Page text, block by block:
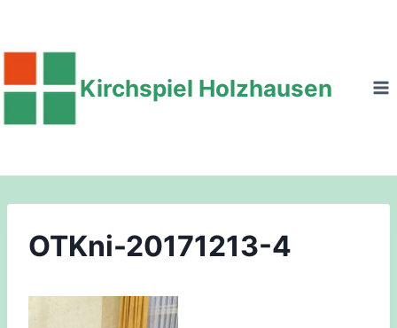
springen
Kirchspiel Holzhausen
OTKni-20171213-4